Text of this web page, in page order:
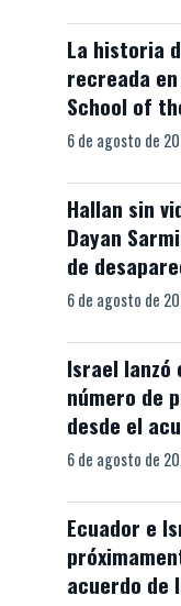
La historia
recreada
School of
6 de agosto de
Hallan sin
Dayan
de
6 de agosto de
Israel lanzó
número de
desde el
6 de agosto de
Ecuador e
acuerdo de